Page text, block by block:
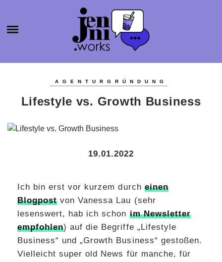
JENNI.W
ORKS
SELBSTSTÄNDIGKEIT
PRODUKTIVITÄT
BLOGROLL
AGENTURGRÜNDUNG
Lifestyle vs. Growth Business
19.01.2022
Ich bin erst vor kurzem durch einen
Blogpost von Vanessa Lau (sehr
lesenswert, hab ich schon im Newsletter
empfohlen) auf die Begriffe „Lifestyle
Business“ und „Growth Business“ gestoßen.
Vielleicht super old News für manche, für